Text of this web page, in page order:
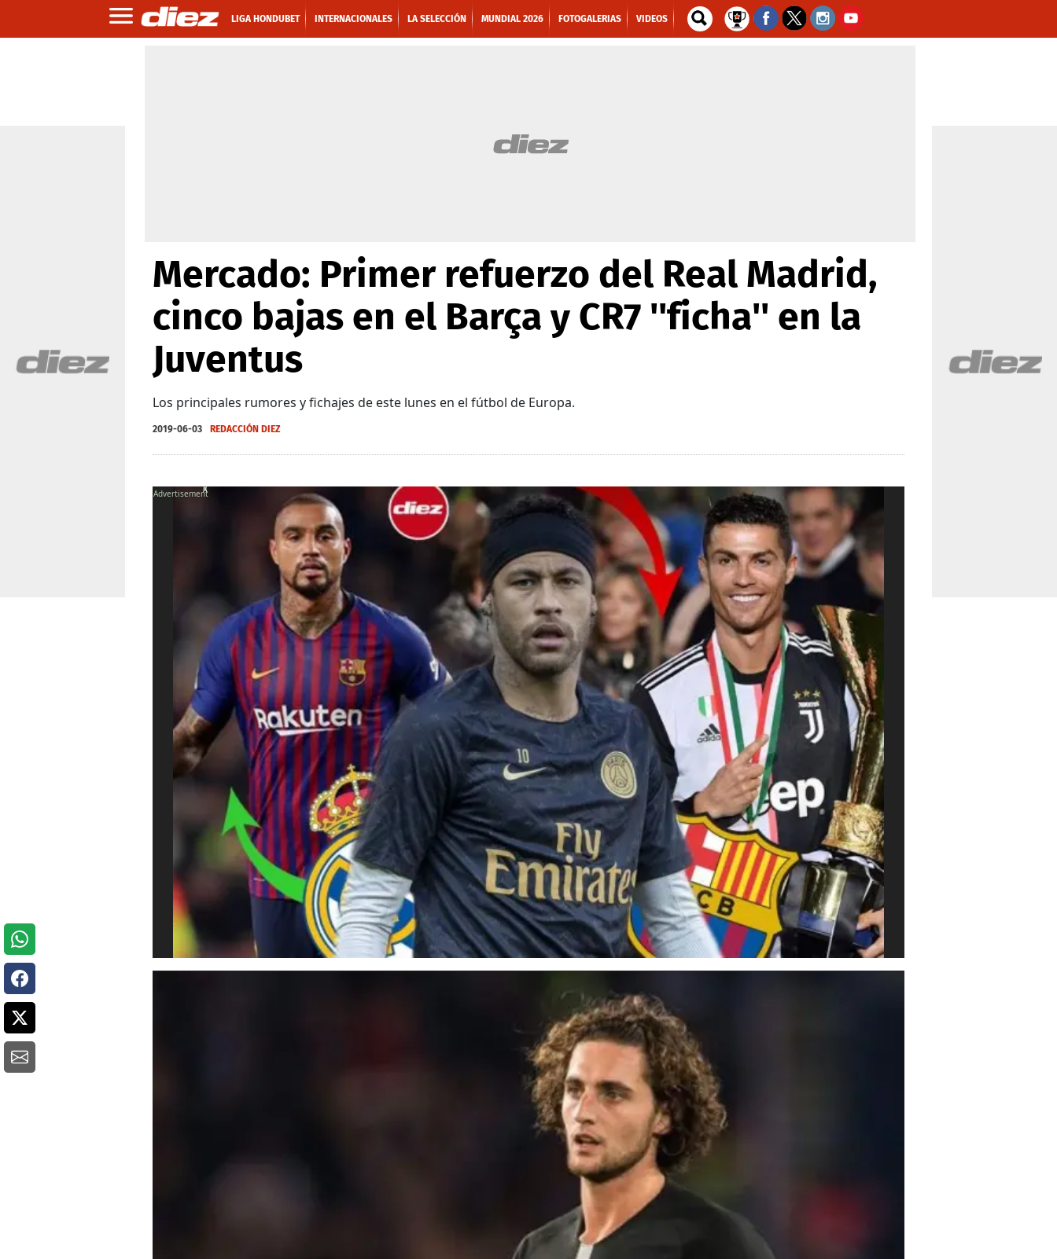
LIGA HONDUBET INTERNACIONALES LA SELECCIÓN MUNDIAL 2026 FOTOGALERIAS VIDEOS
Mercado: Primer refuerzo del Real Madrid,
cinco bajas en el Barça y CR7 ''ficha'' en la
Juventus
Los principales rumores y fichajes de este lunes en el fútbol de Europa.
2019-06-03 REDACCIÓN DIEZ
X